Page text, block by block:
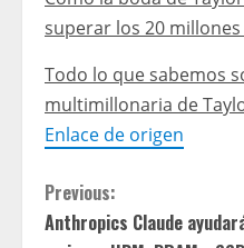
superar los 20
Todo lo que sabemos
multimillonaria de
Enlace de origen
C
Previous:
Anthropics Claude